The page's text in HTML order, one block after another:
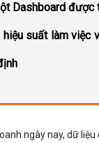
Dashboard được
hiệu suất làm việc
ngày nay, dữ liệu